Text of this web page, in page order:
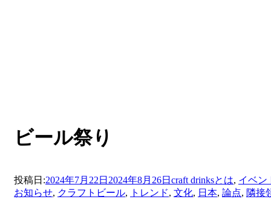
タグ
:
ビール祭り
投稿日:2024年7月22日 2024年8月26日 craft drinksとは, イベン
お知らせ, クラフトビール, トレンド, 文化, 日本, 論点, 隣接